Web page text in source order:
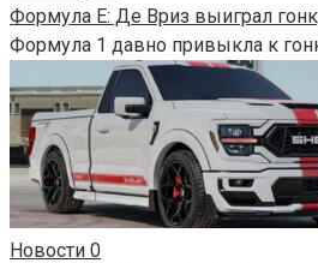
Формула E: Де Вриз выиграл
Формула 1 давно привыкла к
Новости 0